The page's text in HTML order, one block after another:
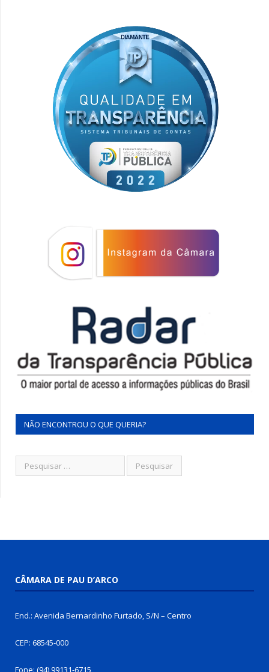
NÃO ENCONTROU O QUE QUERIA?
CÂMARA DE PAU D’ARCO
End.: Avenida Bernardinho Furtado, S/N – Centro
CEP: 68545-000
Fone: (94) 99131-6715